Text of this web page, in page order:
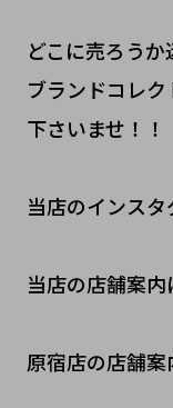
どこに売ろうか
ブランドコレ
下さいませ！！
当店のインス
当店の店舗案
原宿店の店舗